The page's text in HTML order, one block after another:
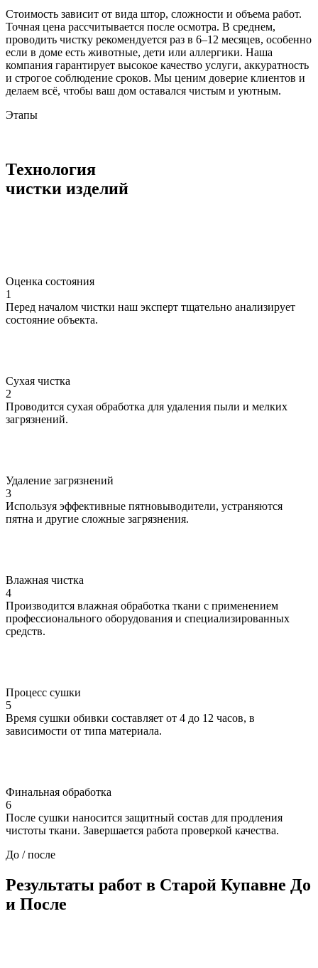
Стоимость зависит от вида штор, сложности и объема работ.
Точная цена рассчитывается после осмотра. В среднем,
проводить чистку рекомендуется раз в 6–12 месяцев, особенно
если в доме есть животные, дети или аллергики. Наша
компания гарантирует высокое качество услуги, аккуратность
и строгое соблюдение сроков. Мы ценим доверие клиентов и
делаем всё, чтобы ваш дом оставался чистым и уютным.
Этапы
Технология
чистки изделий
Оценка состояния
1
Перед началом чистки наш эксперт тщательно анализирует
состояние объекта.
Сухая чистка
2
Проводится сухая обработка для удаления пыли и мелких
загрязнений.
Удаление загрязнений
3
Используя эффективные пятновыводители, устраняются
пятна и другие сложные загрязнения.
Влажная чистка
4
Производится влажная обработка ткани с применением
профессионального оборудования и специализированных
средств.
Процесс сушки
5
Время сушки обивки составляет от 4 до 12 часов, в
зависимости от типа материала.
Финальная обработка
6
После сушки наносится защитный состав для продления
чистоты ткани. Завершается работа проверкой качества.
До / после
Результаты работ в Старой Купавне До
и После